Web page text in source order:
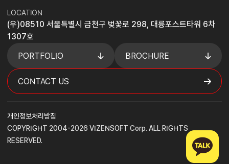
LOCATION
(우)08510 서울특별시 금천구 벚꽃로 298, 대륭포스트타워 6차
1307호
PORTFOLIO
BROCHURE
CONTACT US
개인정보처리방침
COPYRIGHT 2004-2026 VIZENSOFT Corp. ALL RIGHTS
RESERVED.